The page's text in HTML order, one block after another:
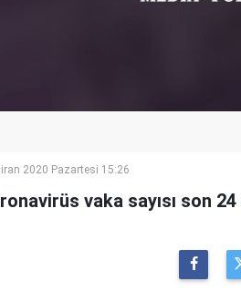
2020 Pazartesi 15:26
vaka sayısı son